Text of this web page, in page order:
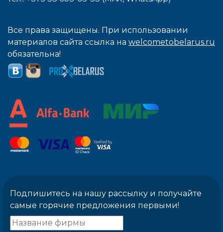
Все права защищены. При использовании
материалов сайта ссылка на welcometobelarus.ru
обязательна!
Подпишитесь на нашу рассылку и получайте
самые горячие предложения первыми!